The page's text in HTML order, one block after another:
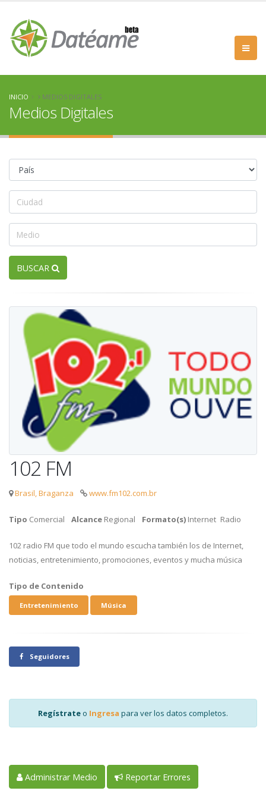
INICIO MEDIOS DIGITALES
Medios Digitales
BUSCAR
102 FM
Brasil, Braganza www.fm102.com.br
Tipo Comercial Alcance Regional Formato(s) Internet Radio
102 radio FM que todo el mundo escucha también los de Internet,
noticias, entretenimiento, promociones, eventos y mucha música
Tipo de Contenido
Entretenimiento Música
Seguidores
Regístrate o Ingresa para ver los datos completos.
Administrar Medio Reportar Errores